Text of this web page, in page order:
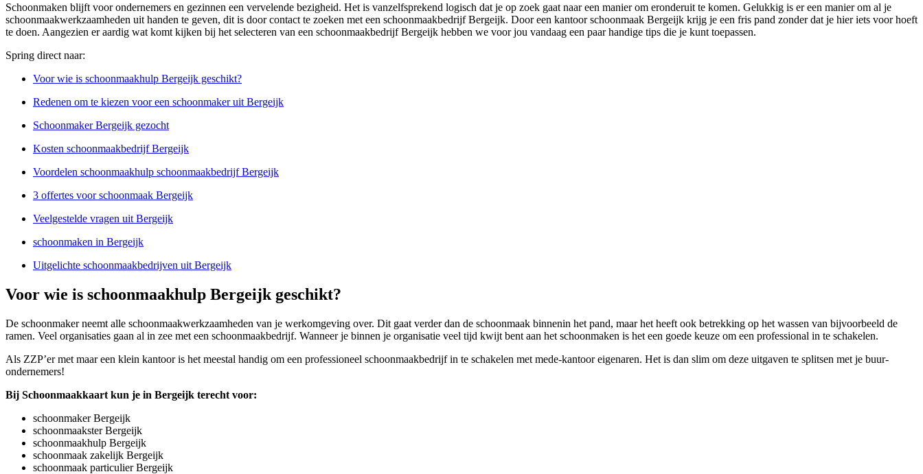
Schoonmaken blijft voor ondernemers en gezinnen een vervelende bezigheid. Het is vanzelfsprekend logisch dat je op zoek gaat naar een manier om eronderuit te komen. Gelukkig is er een manier om al je
schoonmaakwerkzaamheden uit handen te geven, dit is door contact te zoeken met een schoonmaakbedrijf Bergeijk. Door een kantoor schoonmaak Bergeijk krijg je een fris pand zonder dat je hier iets voor hoeft
te doen. Aangezien er aardig wat komt kijken bij het selecteren van een schoonmaakbedrijf Bergeijk hebben we voor jou vandaag een paar handige tips die je kunt toepassen.
Spring direct naar:
Voor wie is schoonmaakhulp Bergeijk geschikt?
Redenen om te kiezen voor een schoonmaker uit Bergeijk
Schoonmaker Bergeijk gezocht
Kosten schoonmaakbedrijf Bergeijk
Voordelen schoonmaakhulp schoonmaakbedrijf Bergeijk
3 offertes voor schoonmaak Bergeijk
Veelgestelde vragen uit Bergeijk
schoonmaken in Bergeijk
Uitgelichte schoonmaakbedrijven uit Bergeijk
Voor wie is schoonmaakhulp Bergeijk geschikt?
De schoonmaker neemt alle schoonmaakwerkzaamheden van je werkomgeving over. Dit gaat verder dan de schoonmaak binnenin het pand, maar het heeft ook betrekking op het wassen van bijvoorbeeld de
ramen. Veel organisaties gaan al in zee met een schoonmaakbedrijf. Wanneer je binnen je organisatie veel tijd kwijt bent aan het schoonmaken is het een goede keuze om een professional in te schakelen.
Als ZZP’er met maar een klein kantoor is het meestal handig om een professioneel schoonmaakbedrijf in te schakelen met mede-kantoor eigenaren. Het is dan slim om deze uitgaven te splitsen met je buur-
ondernemers!
Bij Schoonmaakkaart kun je in Bergeijk terecht voor:
schoonmaker Bergeijk
schoonmaakster Bergeijk
schoonmaakhulp Bergeijk
schoonmaak zakelijk Bergeijk
schoonmaak particulier Bergeijk